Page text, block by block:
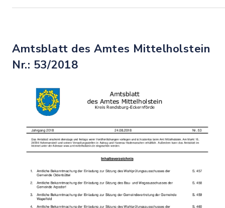
Amtsblatt des Amtes Mittelholstein
Nr.: 53/2018